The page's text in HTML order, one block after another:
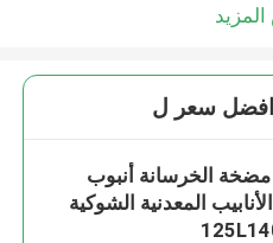
سعر ل
7.5mm مضخة الخرسانة أنبوب
المعدنية الشوكية